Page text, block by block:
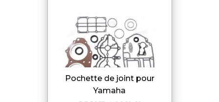
Pochette de joint pour
Yamaha